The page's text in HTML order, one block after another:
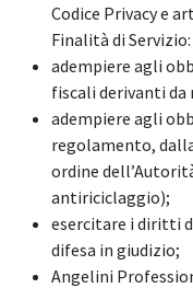
Codice Privacy e
Finalità di Servizio:
adempiere agli
fiscali derivanti da
adempiere agli
regolamento,
ordine
antiriciclaggio);
esercitare i diritti
difesa in giudizio;
Angelini